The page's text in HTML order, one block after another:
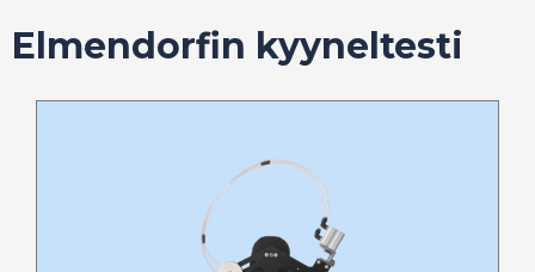
Elmendorfin kyyneltesti